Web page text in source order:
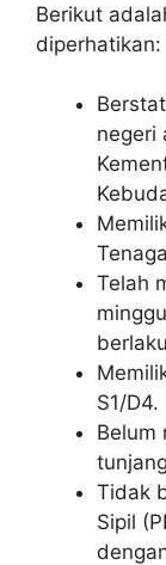
Berikut
diperhatikan:
negeri
Telah
S1/D4.
Belum
Tidak
Sipil